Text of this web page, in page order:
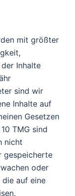
mit größter
Inhalte
sind wir
Inhalte auf
Gesetzen
TMG sind
nicht
gespeicherte
oder
die auf eine